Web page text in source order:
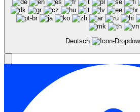
Deutsch